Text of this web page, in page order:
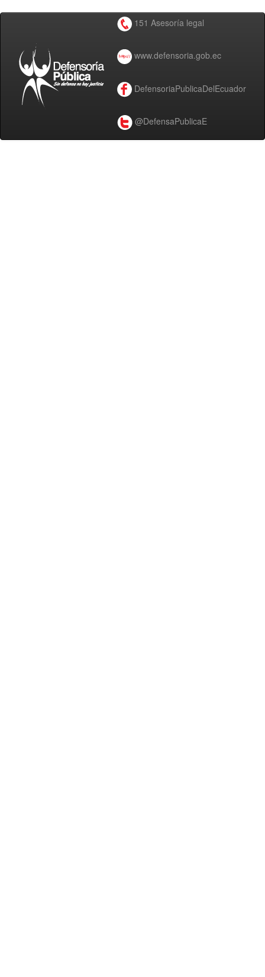
151 Asesoría legal
www.defensoria.gob.ec
DefensoriaPublicaDelEcuador
@DefensaPublicaE